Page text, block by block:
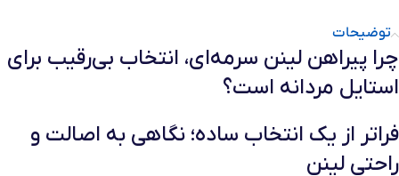
توضیحات
چرا پیراهن لینن سرمه‌ای، انتخاب بی‌رقیب برای
استایل مردانه است؟
فراتر از یک انتخاب ساده؛ نگاهی به اصالت و
راحتی لینن